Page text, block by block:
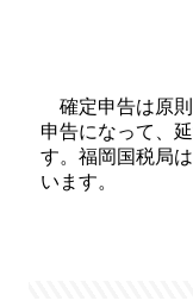
確定申告は原則
申告になって、
す。福岡国税局
います。